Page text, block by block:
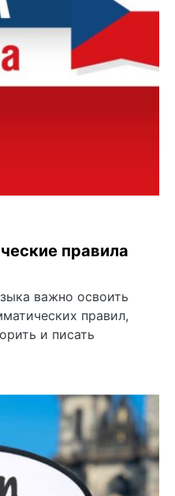
правила
важно освоить
правил,
и писать